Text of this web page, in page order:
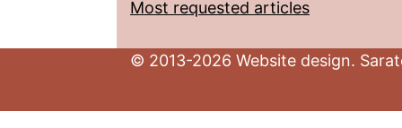
Most requested articles
© 2013-2026 Website design.